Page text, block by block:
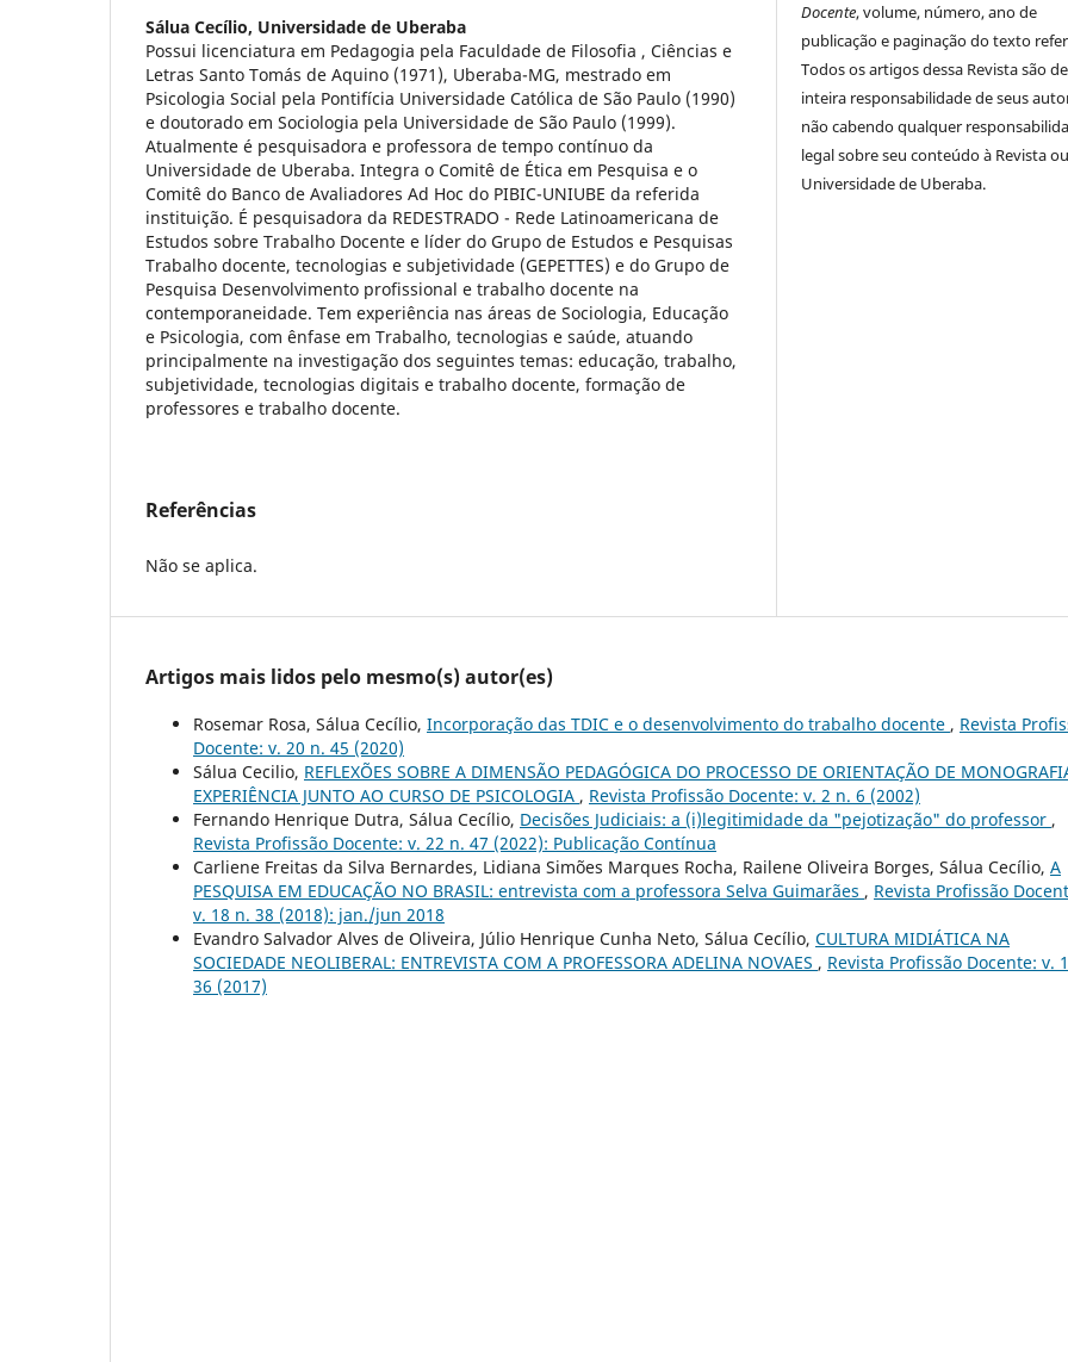
Sálua Cecílio, Universidade de Uberaba
Possui licenciatura em Pedagogia pela Faculdade de Filosofia , Ciências e
Letras Santo Tomás de Aquino (1971), Uberaba-MG, mestrado em
Psicologia Social pela Pontifícia Universidade Católica de São Paulo (1990)
e doutorado em Sociologia pela Universidade de São Paulo (1999).
Atualmente é pesquisadora e professora de tempo contínuo da
Universidade de Uberaba. Integra o Comitê de Ética em Pesquisa e o
Comitê do Banco de Avaliadores Ad Hoc do PIBIC-UNIUBE da referida
instituição. É pesquisadora da REDESTRADO - Rede Latinoamericana de
Estudos sobre Trabalho Docente e líder do Grupo de Estudos e Pesquisas
Trabalho docente, tecnologias e subjetividade (GEPETTES) e do Grupo de
Pesquisa Desenvolvimento profissional e trabalho docente na
contemporaneidade. Tem experiência nas áreas de Sociologia, Educação
e Psicologia, com ênfase em Trabalho, tecnologias e saúde, atuando
principalmente na investigação dos seguintes temas: educação, trabalho,
subjetividade, tecnologias digitais e trabalho docente, formação de
professores e trabalho docente.
Referências
Não se aplica.
Docente, volume, número, ano de
publicação e paginação do texto
Todos os artigos dessa Revista são de
inteira responsabilidade de seus
não cabendo qualquer
legal sobre seu conteúdo à Revista
Universidade de Uberaba.
Artigos mais lidos pelo mesmo(s) autor(es)
Rosemar Rosa, Sálua Cecílio, Incorporação das TDIC e o desenvolvimento do trabalho docente , Revista
Docente: v. 20 n. 45 (2020)
Sálua Cecilio, REFLEXÕES SOBRE A DIMENSÃO PEDAGÓGICA DO PROCESSO DE ORIENTAÇÃO DE
EXPERIÊNCIA JUNTO AO CURSO DE PSICOLOGIA , Revista Profissão Docente: v. 2 n. 6 (2002)
Fernando Henrique Dutra, Sálua Cecílio, Decisões Judiciais: a (i)legitimidade da "pejotização" do professor ,
Revista Profissão Docente: v. 22 n. 47 (2022): Publicação Contínua
Carliene Freitas da Silva Bernardes, Lidiana Simões Marques Rocha, Railene Oliveira Borges, Sálua Cecílio, A
PESQUISA EM EDUCAÇÃO NO BRASIL: entrevista com a professora Selva Guimarães , Revista Profissão
v. 18 n. 38 (2018): jan./jun 2018
Evandro Salvador Alves de Oliveira, Júlio Henrique Cunha Neto, Sálua Cecílio, CULTURA MIDIÁTICA NA
SOCIEDADE NEOLIBERAL: ENTREVISTA COM A PROFESSORA ADELINA NOVAES , Revista Profissão Docente: v.
36 (2017)